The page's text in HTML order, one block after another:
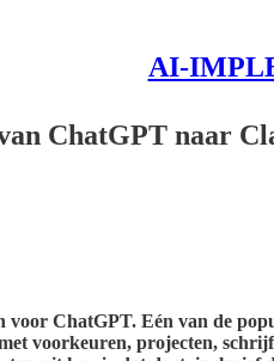
AI-
ChatGPT naar
voor ChatGPT. Eén van de
voorkeuren, projecten,